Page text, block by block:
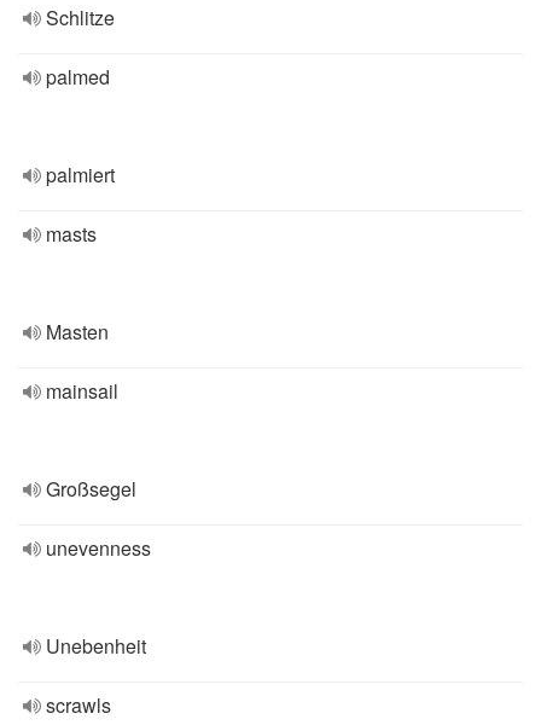
Schlitze
palmed
palmiert
masts
Masten
mainsail
Großsegel
unevenness
Unebenheit
scrawls